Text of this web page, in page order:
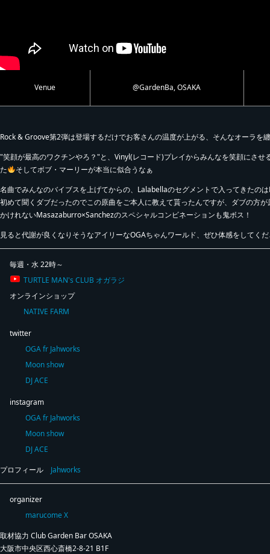
Venue @GardenBa, OSAKA
Rock & Groove第2弾は登場するだけでお客さんの温度が上がる、そんなオーラを
"笑顔が最高のワクチンやろ？"と、Vinyl(レコード)プレイからみんなを笑顔にさ
た
そしてボブ・マーリーが本当に似合うなぁ
名曲でみんなのバイブスを上げてからの、Lalabellaのセグメントで入ってきたの
初めて聞くダブだったのでこの原曲をご本人に教えて貰ったんですが、ダブの方
かけれないMasazaburro×Sanchezのスペシャルコンビネーションも鬼ボス！
見ると代謝が良くなりそうなアイリーなOGAちゃんワールド、ぜひ体感をしてく
毎週・水 22時～
TURTLE MAN's CLUB オガラジ
オンラインショップ
NATIVE FARM
twitter
OGA fr Jahworks
Moon show
DJ ACE
instagram
OGA fr Jahworks
Moon show
DJ ACE
プロフィール Jahworks
organizer
marucome X
取材協力 Club Garden Bar OSAKA
大阪市中央区西心斎橋2-8-21 B1F